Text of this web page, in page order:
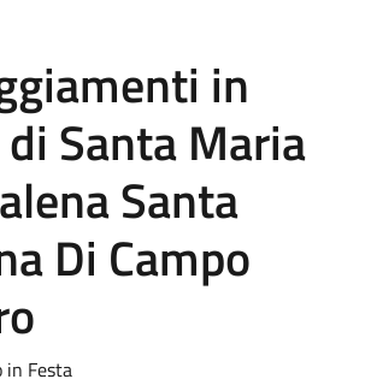
in
Santa Maria
Santa
Di Campo
in Festa